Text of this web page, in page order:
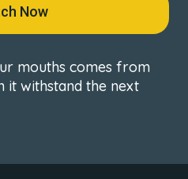
Now
mouths comes from
it withstand the next